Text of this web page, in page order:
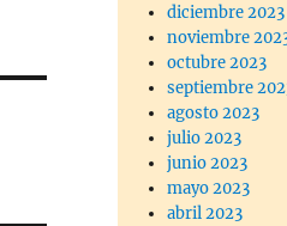
diciembre 2023
noviembre
octubre 2023
septiembre
agosto 2023
julio 2023
junio 2023
mayo 2023
abril 2023